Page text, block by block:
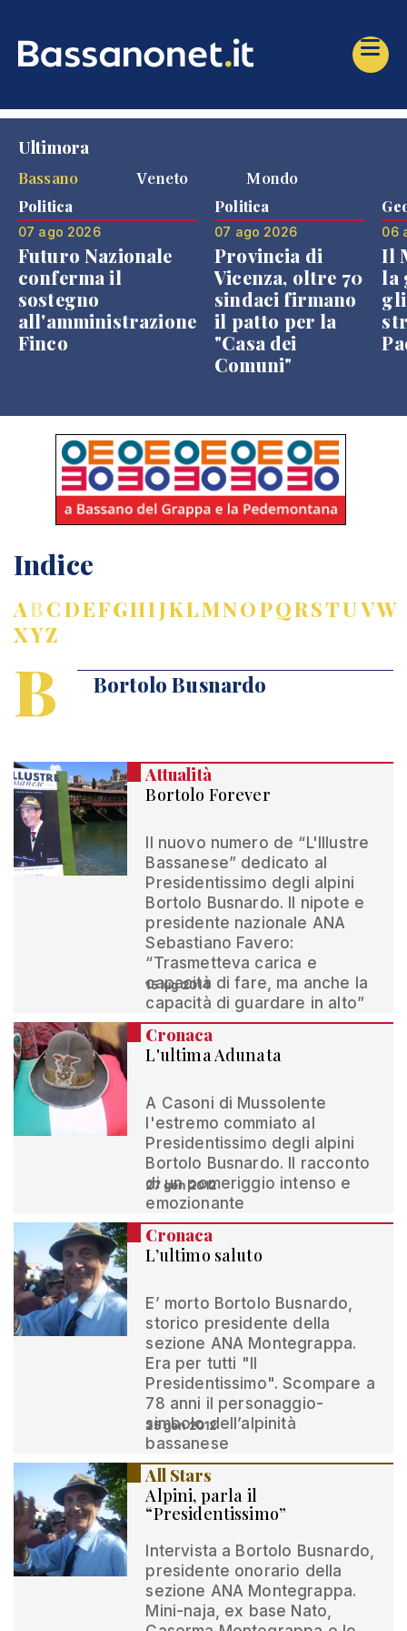
Ultimora
Bassano
Veneto Mondo
Politica
07 ago 2026
Futuro Nazionale
conferma il
sostegno
all'amministrazione
Finco
Politica
07 ago 2026
Provincia di
Vicenza, oltre 70
sindaci firmano
il patto per la
"Casa dei
Comuni"
06
Il
la
Indice
ABCDEFGHIJKLMNOPQRSTUVW
XYZ
B Bortolo Busnardo
Attualità
Bortolo Forever
Il nuovo numero de “L'Illustre
Bassanese” dedicato al
Presidentissimo degli alpini
Bortolo Busnardo. Il nipote e
presidente nazionale ANA
Sebastiano Favero:
“Trasmetteva carica e
capacità di fare, ma anche la
capacità di guardare in alto”
15 lug 2014
Cronaca
L'ultima Adunata
A Casoni di Mussolente
l'estremo commiato al
Presidentissimo degli alpini
Bortolo Busnardo. Il racconto
di un pomeriggio intenso e
emozionante
27 gen 2012
Cronaca
L’ultimo saluto
E’ morto Bortolo Busnardo,
storico presidente della
sezione ANA Montegrappa.
Era per tutti "Il
Presidentissimo". Scompare a
78 anni il personaggio-
simbolo dell’alpinità
bassanese
25 gen 2012
All Stars
Alpini, parla il
“Presidentissimo”
Intervista a Bortolo Busnardo,
presidente onorario della
sezione ANA Montegrappa.
Mini-naja, ex base Nato,